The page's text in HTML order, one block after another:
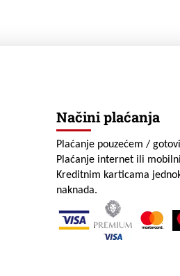
Načini plaćanja
Plaćanje pouzećem /
Plaćanje internet ili
Kreditnim karticama
naknada.